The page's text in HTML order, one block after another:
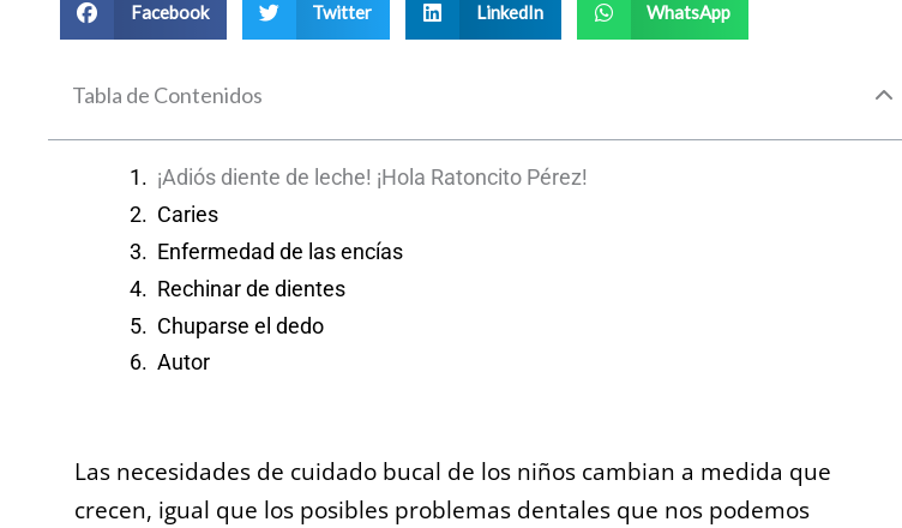
Facebook Twitter LinkedIn WhatsApp
Tabla de Contenidos
¡Adiós diente de leche! ¡Hola Ratoncito Pérez!
Caries
Enfermedad de las encías
Rechinar de dientes
Chuparse el dedo
Autor
Las necesidades de cuidado bucal de los niños cambian a medida que
crecen, igual que los posibles problemas dentales que nos podemos